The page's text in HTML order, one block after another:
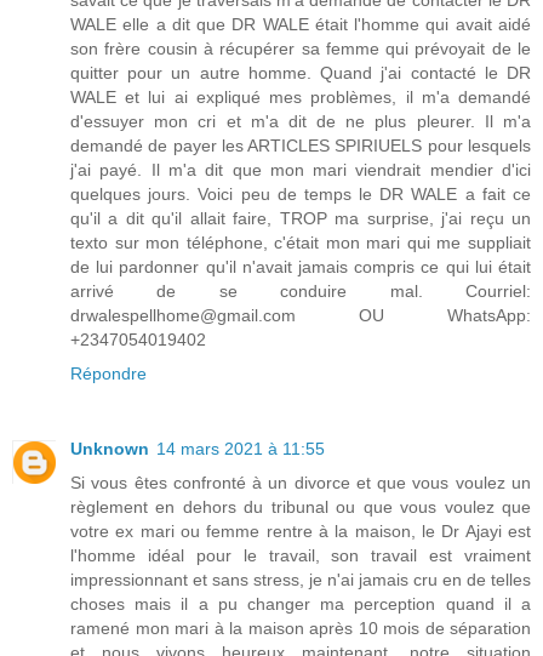
WALE elle a dit que DR WALE était l'homme qui avait aidé
son frère cousin à récupérer sa femme qui prévoyait de le
quitter pour un autre homme. Quand j'ai contacté le DR
WALE et lui ai expliqué mes problèmes, il m'a demandé
d'essuyer mon cri et m'a dit de ne plus pleurer. Il m'a
demandé de payer les ARTICLES SPIRIUELS pour lesquels
j'ai payé. Il m'a dit que mon mari viendrait mendier d'ici
quelques jours. Voici peu de temps le DR WALE a fait ce
qu'il a dit qu'il allait faire, TROP ma surprise, j'ai reçu un
texto sur mon téléphone, c'était mon mari qui me suppliait
de lui pardonner qu'il n'avait jamais compris ce qui lui était
arrivé de se conduire mal. Courriel:
drwalespellhome@gmail.com OU WhatsApp:
+2347054019402
Répondre
Unknown 14 mars 2021 à 11:55
Si vous êtes confronté à un divorce et que vous voulez un
règlement en dehors du tribunal ou que vous voulez que
votre ex mari ou femme rentre à la maison, le Dr Ajayi est
l'homme idéal pour le travail, son travail est vraiment
impressionnant et sans stress, je n'ai jamais cru en de telles
choses mais il a pu changer ma perception quand il a
ramené mon mari à la maison après 10 mois de séparation